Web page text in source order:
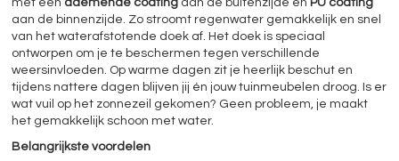
met een ademende coating aan de buitenzijde en PU coating
aan de binnenzijde. Zo stroomt regenwater gemakkelijk en snel
van het waterafstotende doek af. Het doek is speciaal
ontworpen om je te beschermen tegen verschillende
weersinvloeden. Op warme dagen zit je heerlijk beschut en
tijdens nattere dagen blijven jij én jouw tuinmeubelen droog. Is er
wat vuil op het zonnezeil gekomen? Geen probleem, je maakt
het gemakkelijk schoon met water.
Belangrijkste voordelen